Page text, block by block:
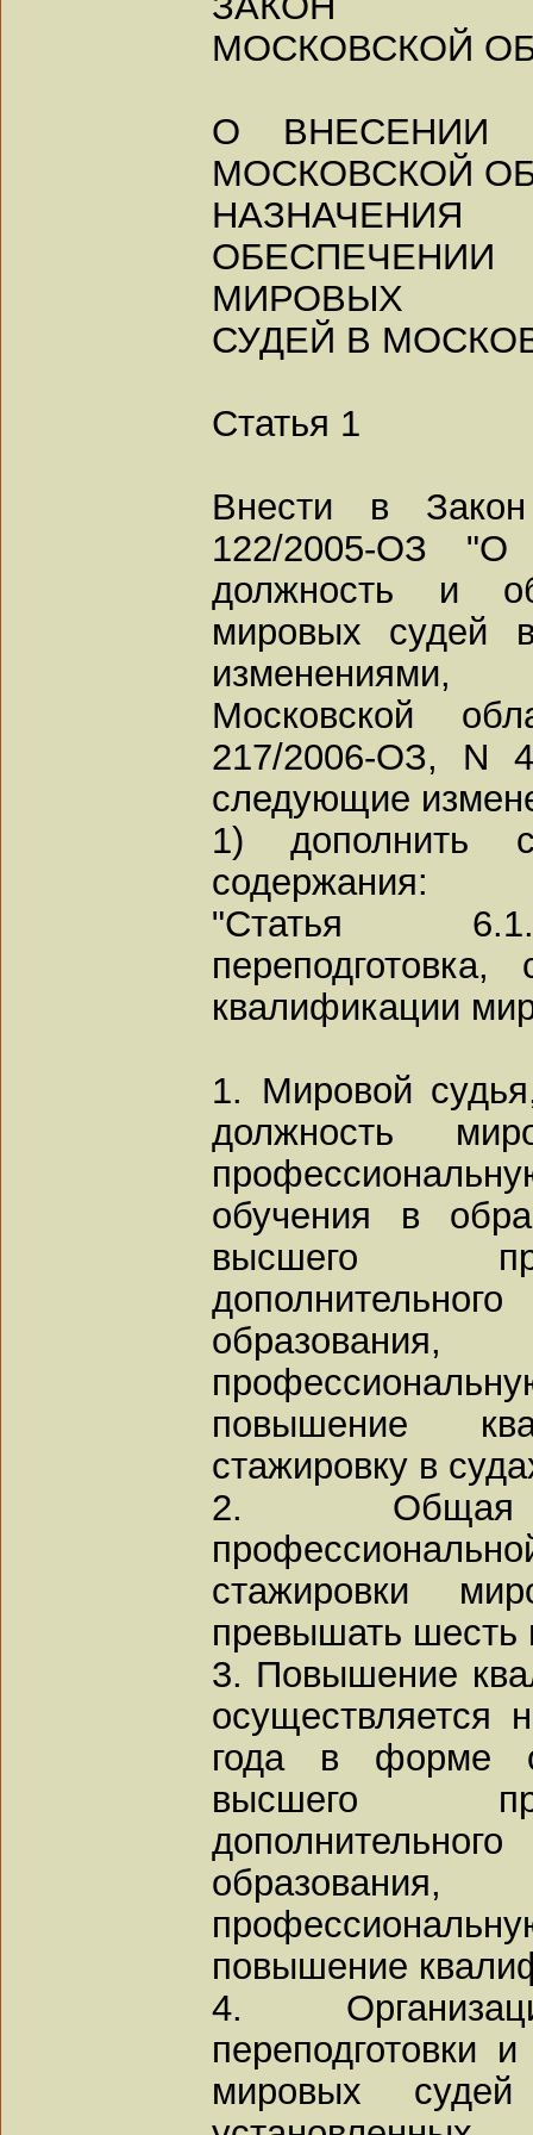
МОСКОВСКОЙ
О ВНЕСЕНИИ
МОСКОВСКОЙ
МИРОВЫХ
СУДЕЙ В
Статья 1
Внести в
122/2005-ОЗ "О
должность и
мировых судей
изменениями,
Московской
217/2006-ОЗ, N
следующие
1) дополнить
содержания:
"Статья 6.1.
квалификации
1. Мировой
должность
обучения в
высшего
повышение
стажировку в
2. Общая
стажировки
превышать шесть
3. Повышение
осуществляется
года в форме
высшего
повышение
4.
переподготовки
мировых